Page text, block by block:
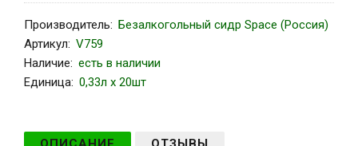
Производитель: Безалкогольный сидр Space (Россия)
Артикул: V759
Наличие: есть в наличии
Единица: 0,33л x 20шт